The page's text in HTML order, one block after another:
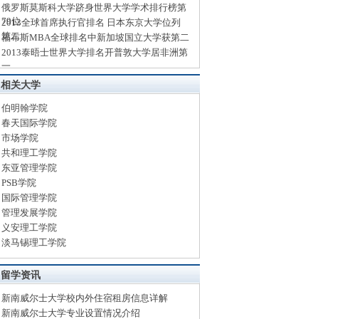
俄罗斯莫斯科大学跻身世界大学学术排行榜第
79位
2013全球首席执行官排名 日本东京大学位列
第二
福布斯MBA全球排名中新加坡国立大学获第二
2013泰晤士世界大学排名开普敦大学居非洲第
一
相关大学
伯明翰学院
春天国际学院
市场学院
共和理工学院
东亚管理学院
PSB学院
国际管理学院
管理发展学院
义安理工学院
淡马锡理工学院
留学资讯
新南威尔士大学校内外住宿租房信息详解
新南威尔士大学专业设置情况介绍